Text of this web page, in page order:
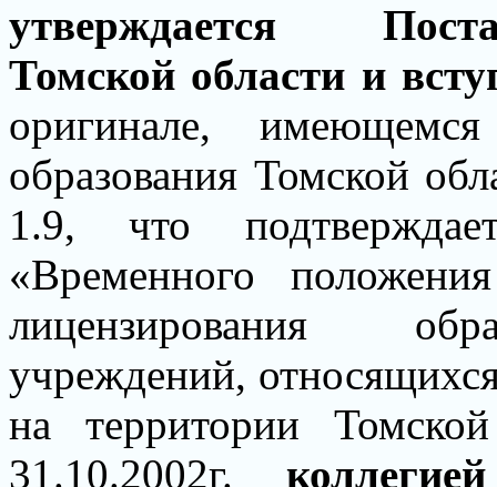
утверждается
Томской области и
оригинале,
образования Томской
1.9, что
«Временного
лицензирования
учреждений,
на территории
31.10.2002г.